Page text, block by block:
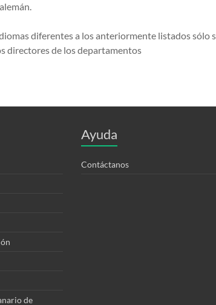
diferentes a los anteriormente listados sólo
directores de los departamentos
de
Ayuda
Contáctanos